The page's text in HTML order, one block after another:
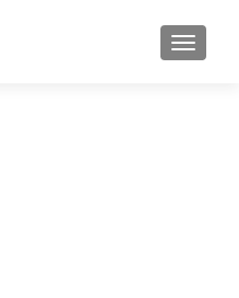
ナビゲ